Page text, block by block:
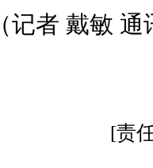
记者 戴敏 通
[责